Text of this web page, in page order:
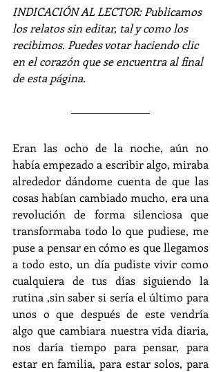
INDICACIÓN AL LECTOR: Publicamos
los relatos sin editar, tal y como los
recibimos. Puedes votar haciendo clic
en el corazón que se encuentra al final
de esta página.
Eran las ocho de la noche, aún no
había empezado a escribir algo, miraba
alrededor dándome cuenta de que las
cosas habían cambiado mucho, era una
revolución de forma silenciosa que
transformaba todo lo que pudiese, me
puse a pensar en cómo es que llegamos
a todo esto, un día pudiste vivir como
cualquiera de tus días siguiendo la
rutina ,sin saber si sería el último para
unos o que después de este vendría
algo que cambiara nuestra vida diaria,
nos daría tiempo para pensar, para
estar en familia, para estar solos, para